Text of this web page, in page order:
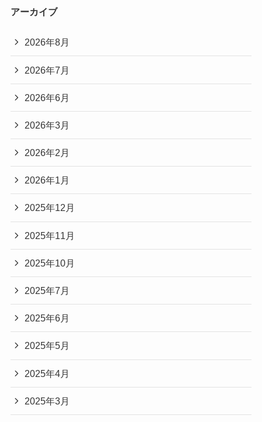
アーカイブ
2026年8月
2026年7月
2026年6月
2026年3月
2026年2月
2026年1月
2025年12月
2025年11月
2025年10月
2025年7月
2025年6月
2025年5月
2025年4月
2025年3月